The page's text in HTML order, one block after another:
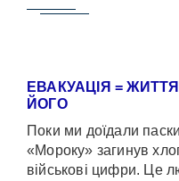
ЕВАКУАЦІЯ =
ЙОГО
Поки ми доїдали
«Мороку» загинув
військові цифри. Це